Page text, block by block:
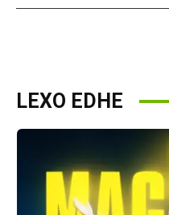
LEXO EDHE